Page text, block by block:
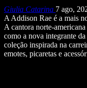
Giulia Catarina 7 ago,
A Addison Rae é a mais
A cantora norte-
como a nova integrante
coleção inspirada na
emotes, picaretas e